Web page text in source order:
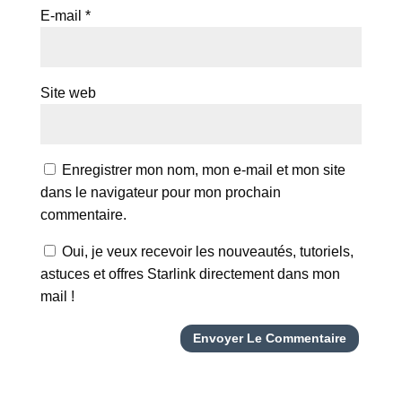
E-mail *
Site web
Enregistrer mon nom, mon e-mail et mon site
dans le navigateur pour mon prochain
commentaire.
Oui, je veux recevoir les nouveautés, tutoriels,
astuces et offres Starlink directement dans mon
mail !